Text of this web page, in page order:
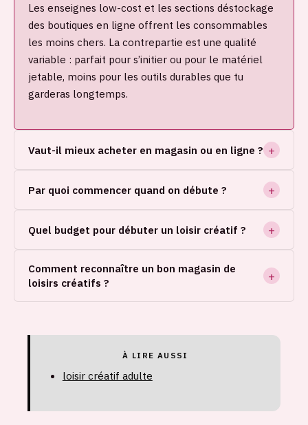
Les enseignes low-cost et les sections déstockage
des boutiques en ligne offrent les consommables
les moins chers. La contrepartie est une qualité
variable : parfait pour s’initier ou pour le matériel
jetable, moins pour les outils durables que tu
garderas longtemps.
Vaut-il mieux acheter en magasin ou en ligne ?
Par quoi commencer quand on débute ?
Quel budget pour débuter un loisir créatif ?
Comment reconnaître un bon magasin de
loisirs créatifs ?
À LIRE AUSSI
loisir créatif adulte